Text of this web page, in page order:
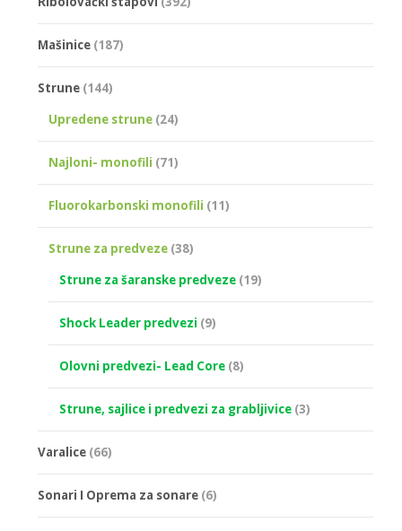
Mašinice (187)
Strune (144)
Upredene strune (24)
Najloni- monofili (71)
Fluorokarbonski monofili (11)
Strune za predveze (38)
Strune za šaranske predveze (19)
Shock Leader predvezi (9)
Olovni predvezi- Lead Core (8)
Strune, sajlice i predvezi za grabljivice (3)
Varalice (66)
Sonari I Oprema za sonare (6)